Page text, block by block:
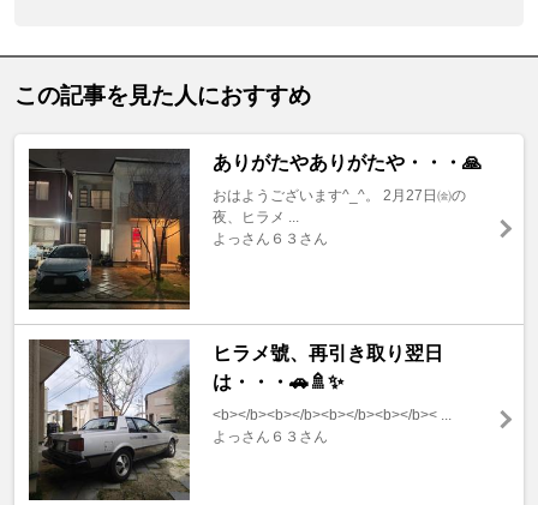
この記事を見た人におすすめ
ありがたやありがたや・・・🙏
おはようございます^⁠_⁠^。 2月27日㈮の
夜、ヒラメ ...
よっさん６３さん
ヒラメ號、再引き取り翌日
は・・・🚗🚿✨
<b></b><b></b><b></b><b></b>< ...
よっさん６３さん